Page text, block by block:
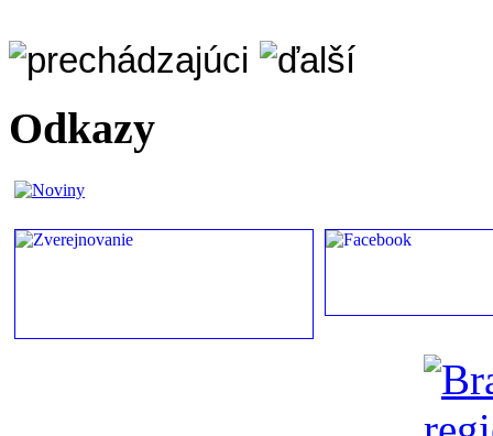
Odkazy